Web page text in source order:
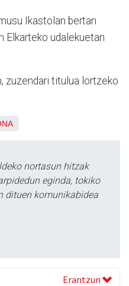
Ikastolan bertan
Elkarteko udalekuetan
zuzendari titulua lortzeko
nortasun hitzak
eginda, tokiko
dituen komunikabidea
Erantzun